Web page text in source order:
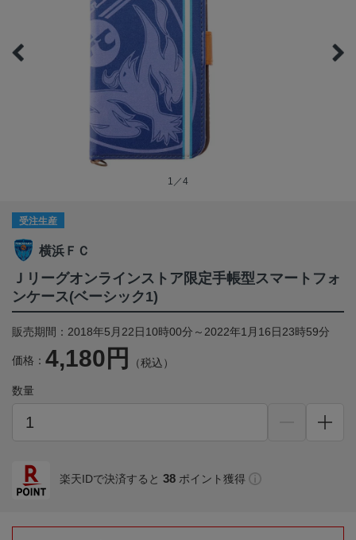
1／4
受注生産
横浜ＦＣ
Ｊリーグオンラインストア限定手帳型スマートフォ
ンケース(ベーシック1)
販売期間：2018年5月22日10時00分～2022年1月16日23時59分
価格： 4,180円 （税込）
数量
楽天IDで決済すると 38 ポイント獲得